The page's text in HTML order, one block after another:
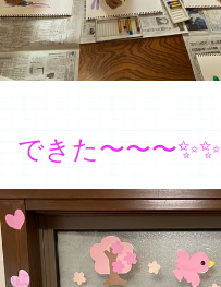
できた〜〜〜✨✨